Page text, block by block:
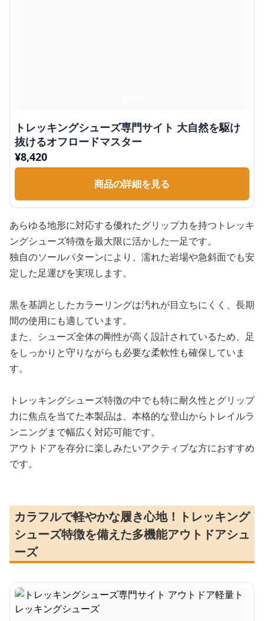
トレッキングシューズ専門サイト 大自然を駆け
抜けるオフロードマスター
¥8,420
商品の詳細を見る
あらゆる地形に対応する優れたグリップ力を持つトレッキ
ングシューズ特徴を最大限に活かした一足です。
独自のソールパターンにより、濡れた岩場や急斜面でも安
定した足運びを実現します。
黒を基調としたカラーリングは汚れが目立ちにくく、長期
間の使用にも適しています。
また、シューズ全体の剛性が高く設計されているため、足
をしっかりと守りながらも必要な柔軟性も確保していま
す。
トレッキングシューズ特徴の中でも特に耐久性とグリップ
力に焦点を当てた本製品は、本格的な登山からトレイルラ
ンニングまで幅広く対応可能です。
アウトドアを存分に楽しみたいアクティブな方におすすめ
です。
カラフルで軽やかな履き心地！トレッキング
シューズ特徴を備えた多機能アウトドアシュ
ーズ